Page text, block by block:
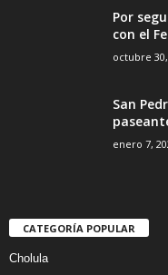
Por
con el
octubre
San
enero 7,
CATEGORÍA POPULAR
Cholula